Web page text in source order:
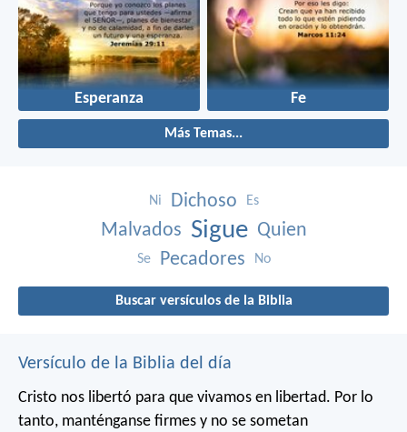
Esperanza Fe
Más Temas...
Ni Dichoso Es
Malvados Sigue Quien
Se Pecadores No
Buscar versículos de la Biblia
Versículo de la Biblia del día
Cristo nos libertó para que vivamos en libertad. Por lo
tanto, manténganse firmes y no se sometan